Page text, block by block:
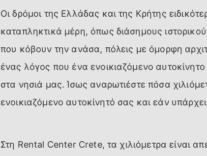
Οι δρόμοι της Ελλάδας και της Κρήτης
καταπληκτικά μέρη, όπως διάσημους
που κόβουν την ανάσα, πόλεις με όμορφη
ένας λόγος που ένα ενοικιαζόμενο αυτοκίνητο
στα νησιά μας. Ίσως αναρωτιέστε πόσα
ενοικιαζόμενο αυτοκίνητό σας και εάν
Στη Rental Center Crete, τα χιλιόμετρα είναι